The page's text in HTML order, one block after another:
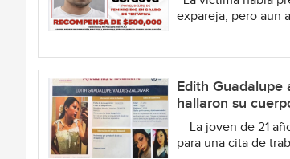
expareja, pero aun
Edith Guadalupe
hallaron su
La joven de 21
para una cita de